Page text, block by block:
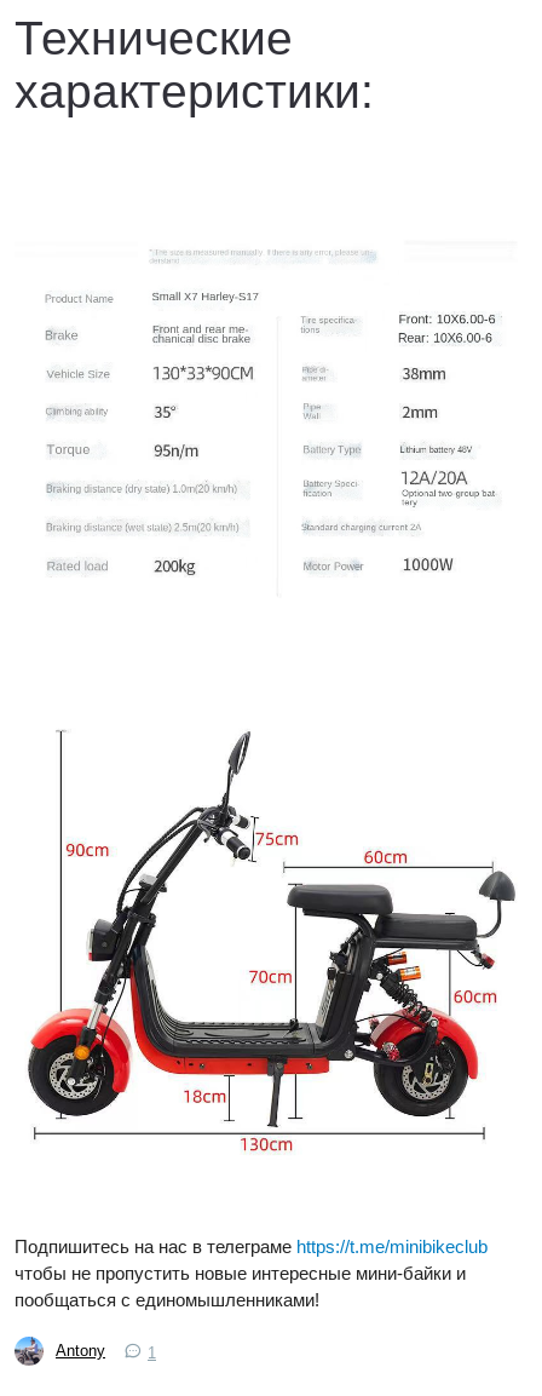
Технические
характеристики:
Подпишитесь на нас в телеграме https://t.me/minibikeclub
чтобы не пропустить новые интересные мини-байки и
пообщаться с единомышленниками!
Antony 1